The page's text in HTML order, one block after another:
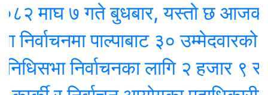
७ गते बुधबार, यस्ताे छ आजको
पाल्पाबाट ३० उम्मेदवारको
निर्वाचनका लागि २ हजार ९ सय